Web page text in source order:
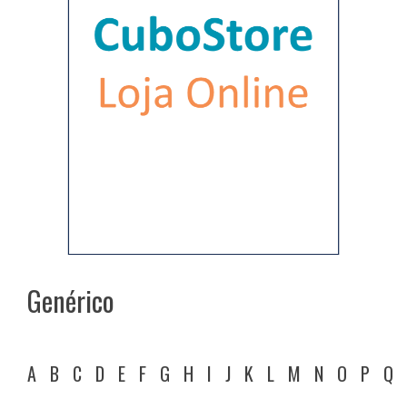
Genérico
A B C D E F G H I J K L M N O P Q